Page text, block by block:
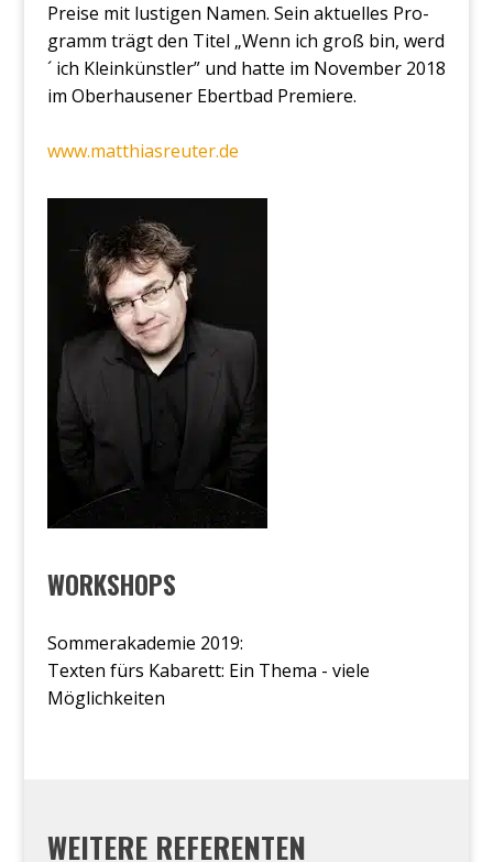
Prei­se mit lus­ti­gen Namen. Sein aktu­el­les Pro­
gramm trägt den Titel „Wenn ich groß bin, werd
´ ich Klein­künst­ler” und hat­te im Novem­ber 2018
im Ober­hau­se­ner Ebert­bad Pre­mie­re.
www.matthiasreuter.de
WORKSHOPS
Sommerakademie 2019:
Texten fürs Kabarett: Ein Thema - viele
Möglichkeiten
WEITERE REFERENTEN